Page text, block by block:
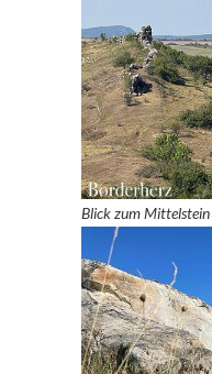
Blick zum Mittelstein